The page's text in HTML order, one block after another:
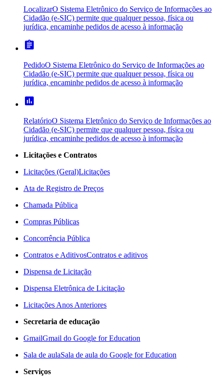
LocalizarO Sistema Eletrônico do Serviço de Informações ao
Cidadão (e-SIC) permite que qualquer pessoa, física ou
jurídica, encaminhe pedidos de acesso à informação
assignment
PedidoO Sistema Eletrônico do Serviço de Informações ao
Cidadão (e-SIC) permite que qualquer pessoa, física ou
jurídica, encaminhe pedidos de acesso à informação
poll
RelatórioO Sistema Eletrônico do Serviço de Informações ao
Cidadão (e-SIC) permite que qualquer pessoa, física ou
jurídica, encaminhe pedidos de acesso à informação
Licitações e Contratos
Licitações (Geral)Licitações
Ata de Registro de Preços
Chamada Pública
Compras Públicas
Concorrência Pública
Contratos e AditivosContratos e aditivos
Dispensa de Licitação
Dispensa Eletrônica de Licitação
Licitações Anos Anteriores
Secretaria de educação
GmailGmail do Google for Education
Sala de aulaSala de aula do Google for Education
Serviços